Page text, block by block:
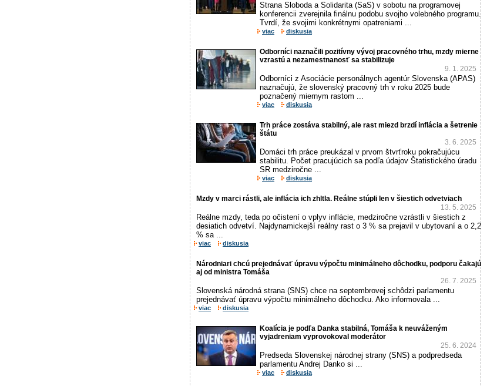
Strana Sloboda a Solidarita (SaS) v sobotu na programovej
konferencii zverejnila finálnu podobu svojho volebného programu.
Tvrdí, že svojimi konkrétnymi opatreniami ...
viac diskusia
Odborníci naznačili pozitívny vývoj pracovného trhu, mzdy mierne
vzrastú a nezamestnanosť sa stabilizuje
9. 1. 2025
Odborníci z Asociácie personálnych agentúr Slovenska (APAS)
naznačujú, že slovenský pracovný trh v roku 2025 bude
poznačený miernym rastom ...
viac diskusia
Trh práce zostáva stabilný, ale rast miezd brzdí inflácia a šetrenie
štátu
3. 6. 2025
Domáci trh práce preukázal v prvom štvrťroku pokračujúcu
stabilitu. Počet pracujúcich sa podľa údajov Štatistického úradu
SR medziročne ...
viac diskusia
Mzdy v marci rástli, ale inflácia ich zhltla. Reálne stúpli len v šiestich odvetviach
13. 5. 2025
Reálne mzdy, teda po očistení o vplyv inflácie, medziročne vzrástli v šiestich z
desiatich odvetví. Najdynamickejší reálny rast o 3 % sa prejavil v ubytovaní a o 2,2
% sa ...
viac diskusia
Národniari chcú prejednávať úpravu výpočtu minimálneho dôchodku, podporu čakajú
aj od ministra Tomáša
26. 7. 2025
Slovenská národná strana (SNS) chce na septembrovej schôdzi parlamentu
prejednávať úpravu výpočtu minimálneho dôchodku. Ako informovala ...
viac diskusia
Koalícia je podľa Danka stabilná, Tomáša k neuváženým
vyjadreniam vyprovokoval moderátor
25. 6. 2024
Predseda Slovenskej národnej strany (SNS) a podpredseda
parlamentu Andrej Danko si ...
viac diskusia